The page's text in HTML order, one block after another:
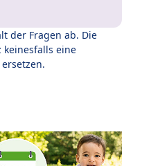
der Fragen ab. Die
eine